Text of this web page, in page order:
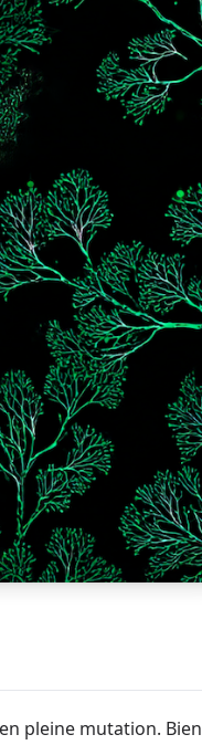
pleine mutation. Bien